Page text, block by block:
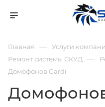
Главная — Услуги
Ремонт системы СКУД —
Домофонов Gardi